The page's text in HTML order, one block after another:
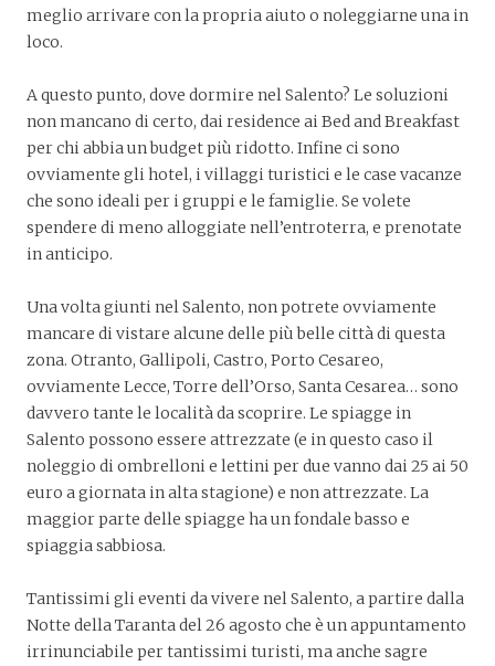
meglio arrivare con la propria aiuto o noleggiarne una in
loco.
A questo punto, dove dormire nel Salento? Le soluzioni
non mancano di certo, dai residence ai Bed and Breakfast
per chi abbia un budget più ridotto. Infine ci sono
ovviamente gli hotel, i villaggi turistici e le case vacanze
che sono ideali per i gruppi e le famiglie. Se volete
spendere di meno alloggiate nell’entroterra, e prenotate
in anticipo.
Una volta giunti nel Salento, non potrete ovviamente
mancare di vistare alcune delle più belle città di questa
zona. Otranto, Gallipoli, Castro, Porto Cesareo,
ovviamente Lecce, Torre dell’Orso, Santa Cesarea… sono
davvero tante le località da scoprire. Le spiagge in
Salento possono essere attrezzate (e in questo caso il
noleggio di ombrelloni e lettini per due vanno dai 25 ai 50
euro a giornata in alta stagione) e non attrezzate. La
maggior parte delle spiagge ha un fondale basso e
spiaggia sabbiosa.
Tantissimi gli eventi da vivere nel Salento, a partire dalla
Notte della Taranta del 26 agosto che è un appuntamento
irrinunciabile per tantissimi turisti, ma anche sagre